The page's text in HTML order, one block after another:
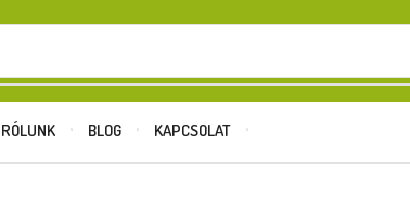
RÓLUNK BLOG KAPCSOLAT